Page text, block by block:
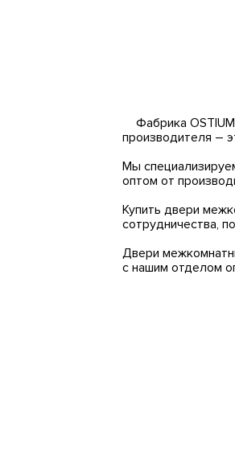
Фабрика
производителя –
Мы
оптом от
Купить двери
сотрудничества,
Двери
с нашим отделом